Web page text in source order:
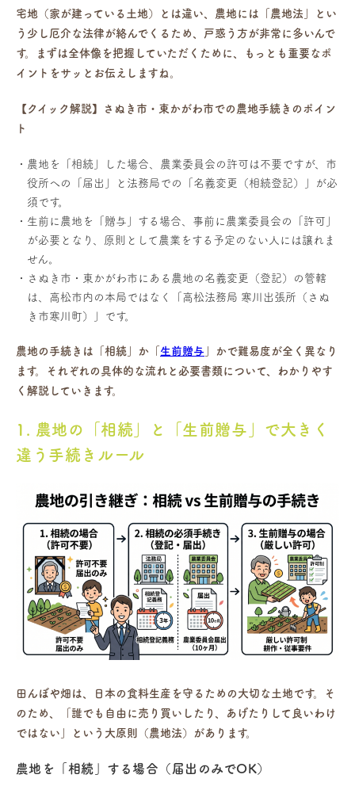
宅地（家が建っている土地）とは違い、農地には「農地法」とい
う少し厄介な法律が絡んでくるため、戸惑う方が非常に多いんで
す。まずは全体像を把握していただくために、もっとも重要なポ
イントをサッとお伝えしますね。
【クイック解説】さぬき市・東かがわ市での農地手続きのポイン
ト
農地を「相続」した場合、農業委員会の許可は不要ですが、市
役所への「届出」と法務局での「名義変更（相続登記）」が必
須です。
生前に農地を「贈与」する場合、事前に農業委員会の「許可」
が必要となり、原則として農業をする予定のない人には譲れま
せん。
さぬき市・東かがわ市にある農地の名義変更（登記）の管轄
は、高松市内の本局ではなく「高松法務局 寒川出張所（さぬ
き市寒川町）」です。
農地の手続きは「相続」か「 生前贈与 」かで難易度が全く異なり
ます。それぞれの具体的な流れと必要書類について、わかりやす
く解説していきます。
1. 農地の「相続」と「生前贈与」で大きく
違う手続きルール
田んぼや畑は、日本の食料生産を守るための大切な土地です。そ
のため、「誰でも自由に売り買いしたり、あげたりして良いわけ
ではない」という大原則（農地法）があります。
農地を「相続」する場合（届出のみでOK）